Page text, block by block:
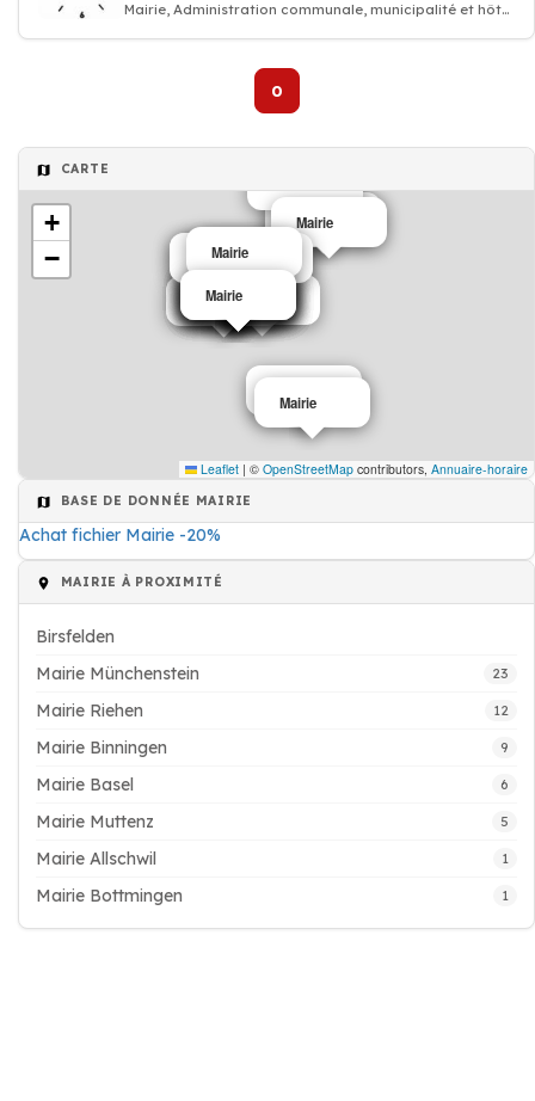
Mairie, Administration communale, municipalité et hôtel
0
CARTE
Mairie
Mairie
Mairie
Mairie
Mairie
Mairie
Mairie
Mairie
Mairie
Mairie
Mairie
Mairie
Mairie
Mairie
Mairie
Mairie
Mairie
Mairie
+
−
Leaflet | © OpenStreetMap contributors, Annuaire-horaire
BASE DE DONNÉE MAIRIE
Achat fichier Mairie -20%
MAIRIE À PROXIMITÉ
Birsfelden
Mairie Münchenstein
23
Mairie Riehen 12
Mairie Binningen 9
Mairie Basel 6
Mairie Muttenz 5
Mairie Allschwil 1
Mairie Bottmingen 1